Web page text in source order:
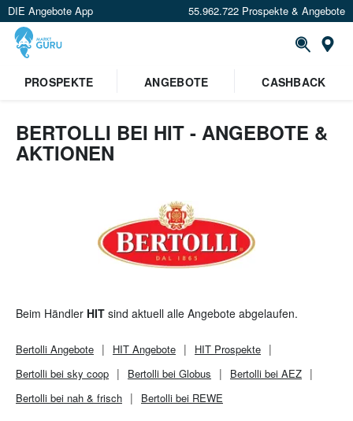
DIE Angebote App 55.962.722 Prospekte & Angebote
PROSPEKTE ANGEBOTE CASHBACK
BERTOLLI BEI HIT - ANGEBOTE &
AKTIONEN
Beim Händler HIT sind aktuell alle Angebote abgelaufen.
Bertolli Angebote HIT Angebote HIT Prospekte
Bertolli bei sky coop
Bertolli bei Globus
Bertolli bei AEZ
Bertolli bei nah & frisch
Bertolli bei REWE